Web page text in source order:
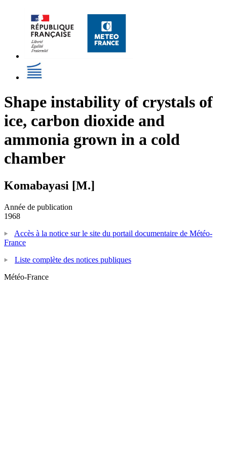
Shape instability of crystals of
ice, carbon dioxide and
ammonia grown in a cold
chamber
Komabayasi [M.]
Année de publication
1968
Accès à la notice sur le site du portail documentaire de Météo-
France
Liste complète des notices publiques
Météo-France